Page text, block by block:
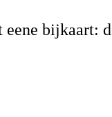
eene bijkaart: